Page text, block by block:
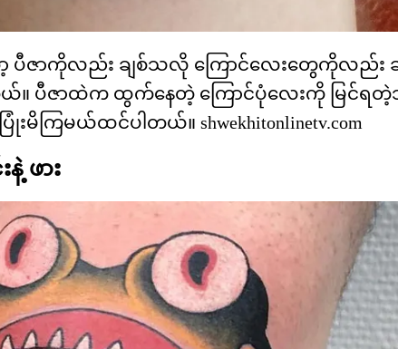
ဇာကိုလည်း ချစ်သလို ကြောင်လေးတွေကိုလည်း ခ
။ ပီဇာထဲက ထွက်နေတဲ့ ကြောင်ပုံလေးကို မြင်ရ
မိကြမယ်ထင်ပါတယ်။ shwekhitonlinetv.com
ဖား